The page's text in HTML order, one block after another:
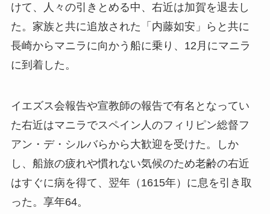
けて、人々の引きとめる中、右近は加賀を退去し
た。家族と共に追放された「内藤如安」らと共に
長崎からマニラに向かう船に乗り、12月にマニラ
に到着した。
イエズス会報告や宣教師の報告で有名となってい
た右近はマニラでスペイン人のフィリピン総督フ
アン・デ・シルバらから大歓迎を受けた。しか
し、船旅の疲れや慣れない気候のため老齢の右近
はすぐに病を得て、翌年（1615年）に息を引き取
った。享年64。